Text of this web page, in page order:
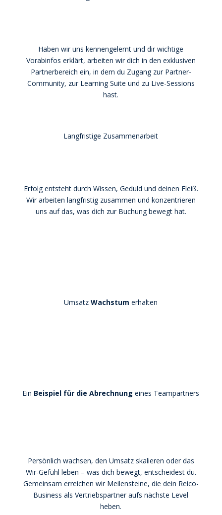
Haben wir uns kennengelernt und dir wichtige
Vorabinfos erklärt, arbeiten wir dich in den exklusiven
Partnerbereich ein, in dem du Zugang zur Partner-
Community, zur Learning Suite und zu Live-Sessions
hast.
Langfristige Zusammenarbeit
Erfolg entsteht durch Wissen, Geduld und deinen Fleiß.
Wir arbeiten langfristig zusammen und konzentrieren
uns auf das, was dich zur Buchung bewegt hat.
UmsatzWachstum erhalten
Ein Beispiel für die Abrechnung eines Teampartners
Persönlich wachsen, den Umsatz skalieren oder das
Wir-Gefühl leben – was dich bewegt, entscheidest du.
Gemeinsam erreichen wir Meilensteine, die dein Reico-
Business als Vertriebspartner aufs nächste Level
heben.